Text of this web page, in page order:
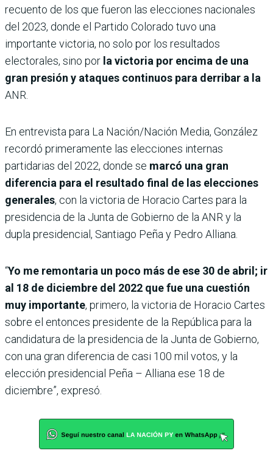
recuento de los que fueron las elecciones nacionales
del 2023, donde el Partido Colorado tuvo una
importante victoria, no solo por los resultados
electorales, sino por la victoria por encima de una
gran presión y ataques continuos para derribar a la
ANR.
En entrevista para La Nación/Nación Media, González
recordó primeramente las elecciones internas
partidarias del 2022, donde se marcó una gran
diferencia para el resultado final de las elecciones
generales, con la victoria de Horacio Cartes para la
presidencia de la Junta de Gobierno de la ANR y la
dupla presidencial, Santiago Peña y Pedro Alliana.
“Yo me remontaria un poco más de ese 30 de abril; ir
al 18 de diciembre del 2022 que fue una cuestión
muy importante, primero, la victoria de Horacio Cartes
sobre el entonces presidente de la República para la
candidatura de la presidencia de la Junta de Gobierno,
con una gran diferencia de casi 100 mil votos, y la
elección presidencial Peña – Alliana ese 18 de
diciembre”, expresó.